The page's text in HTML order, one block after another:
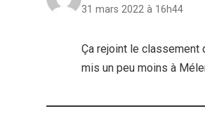
31 mars 2022 à 16h44
Ça rejoint le classement
mis un peu moins à